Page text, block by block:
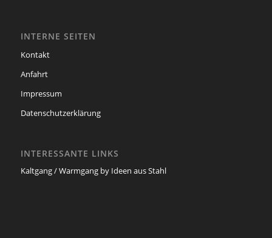
INTERNE SEITEN
Kontakt
Anfahrt
Impressum
Datenschutzerklärung
INTERESSANTE LINKS
Kaltgang / Warmgang by Ideen aus Stahl